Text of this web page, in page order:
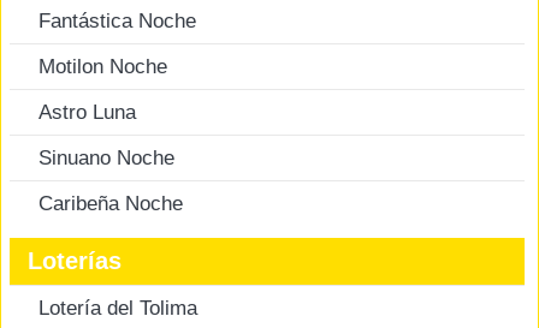
Fantástica Noche
Motilon Noche
Astro Luna
Sinuano Noche
Caribeña Noche
Loterías
Lotería del Tolima